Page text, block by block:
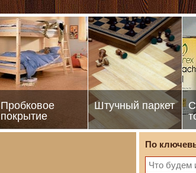
Пробковое
покрытие
Штучный паркет
По